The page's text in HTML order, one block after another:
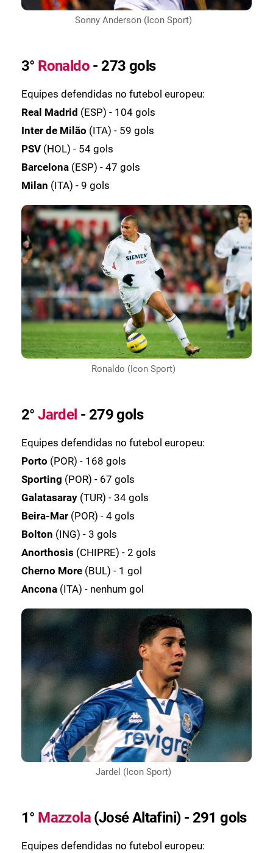
Sonny Anderson (Icon Sport)
3° Ronaldo - 273 gols
Equipes defendidas no futebol europeu:
Real Madrid (ESP) - 104 gols
Inter de Milão (ITA) - 59 gols
PSV (HOL) - 54 gols
Barcelona (ESP) - 47 gols
Milan (ITA) - 9 gols
Ronaldo (Icon Sport)
2°Jardel - 279 gols
Equipes defendidas no futebol europeu:
Porto (POR) - 168 gols
Sporting (POR) - 67 gols
Galatasaray (TUR) - 34 gols
Beira-Mar (POR) - 4 gols
Bolton (ING) - 3 gols
Anorthosis (CHIPRE) - 2 gols
Cherno More (BUL) - 1 gol
Ancona (ITA) - nenhum gol
Jardel (Icon Sport)
1° Mazzola (José Altafini) - 291 gols
Equipes defendidas no futebol europeu: